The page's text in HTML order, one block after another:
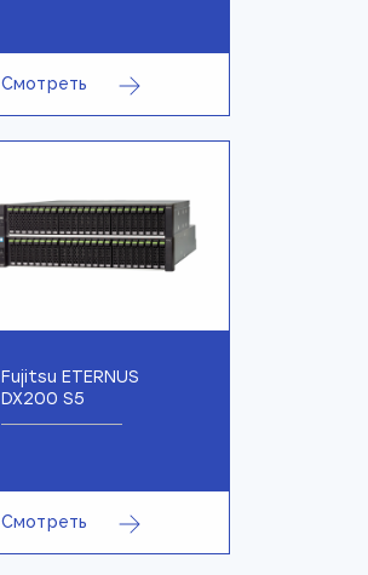
Смотреть
Fujitsu ETERNUS
DX200 S5
Смотреть